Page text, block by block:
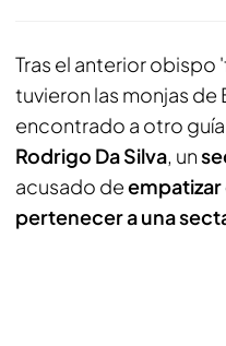
Tras el anterior
tuvieron las monjas
encontrado a otro
Rodrigo Da Silva, un
acusado deempatizar
pertenecer a una